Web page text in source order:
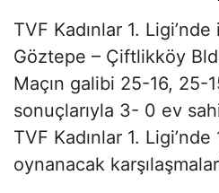
TVF Kadınlar 1.
Göztepe – Çiftlikköy
Maçın galibi 25-16, 25-
sonuçlarıyla 3- 0 ev
TVF Kadınlar 1.
oynanacak